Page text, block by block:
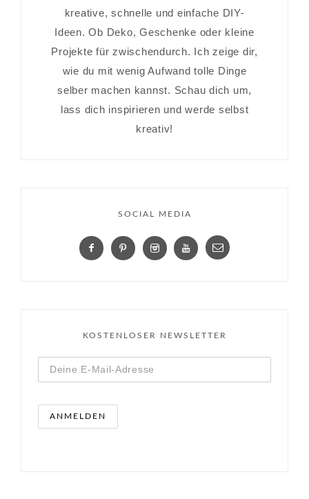
kreative, schnelle und einfache DIY-
Ideen. Ob Deko, Geschenke oder kleine
Projekte für zwischendurch. Ich zeige dir,
wie du mit wenig Aufwand tolle Dinge
selber machen kannst. Schau dich um,
lass dich inspirieren und werde selbst
kreativ!
SOCIAL MEDIA
KOSTENLOSER NEWSLETTER